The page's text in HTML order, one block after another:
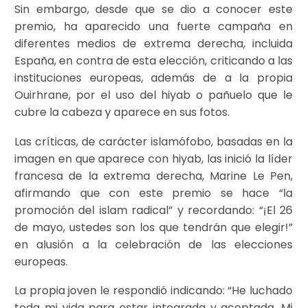
Sin embargo, desde que se dio a conocer este
premio, ha aparecido una fuerte campaña en
diferentes medios de extrema derecha, incluida
España, en contra de esta elección, criticando a las
instituciones europeas, además de a la propia
Ouirhrane, por el uso del hiyab o pañuelo que le
cubre la cabeza y aparece en sus fotos.
Las críticas, de carácter islamófobo, basadas en la
imagen en que aparece con hiyab, las inició la líder
francesa de la extrema derecha, Marine Le Pen,
afirmando que con este premio se hace “la
promoción del islam radical” y recordando: “¡El 26
de mayo, ustedes son los que tendrán que elegir!”
en alusión a la celebración de las elecciones
europeas.
La propia joven le respondió indicando: “He luchado